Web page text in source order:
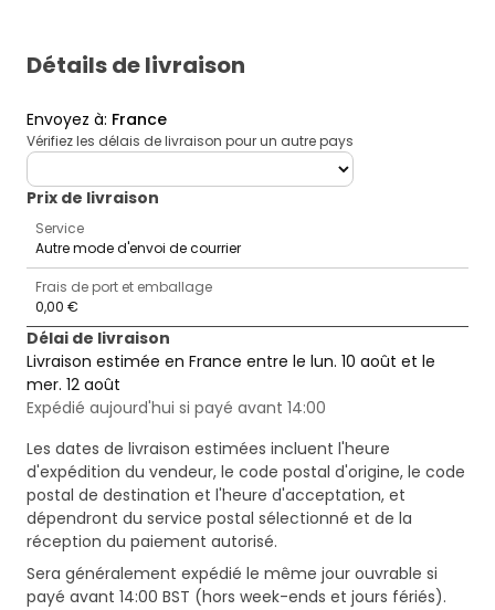
Détails de livraison
Envoyez à: France
Vérifiez les délais de livraison pour un autre pays
deliveryCountry
Prix ​​de livraison
Service
Autre mode d'envoi de courrier
Frais de port et emballage
0,00 €
Délai de livraison
Livraison estimée en France entre le lun. 10 août et le
mer. 12 août
Expédié aujourd'hui si payé avant 14:00
Les dates de livraison estimées incluent l'heure
d'expédition du vendeur, le code postal d'origine, le code
postal de destination et l'heure d'acceptation, et
dépendront du service postal sélectionné et de la
réception du paiement autorisé.
Sera généralement expédié le même jour ouvrable si
payé avant 14:00 BST (hors week-ends et jours fériés).